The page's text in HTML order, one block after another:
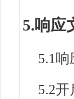
5.响应
5.1
5.2